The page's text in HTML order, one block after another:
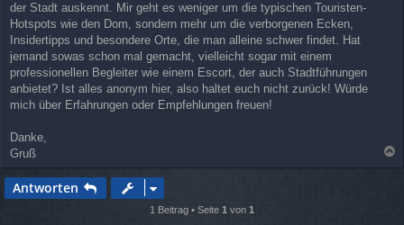
der Stadt auskennt. Mir geht es weniger um die typischen Touristen-
Hotspots wie den Dom, sondern mehr um die verborgenen Ecken,
Insidertipps und besondere Orte, die man alleine schwer findet. Hat
jemand sowas schon mal gemacht, vielleicht sogar mit einem
professionellen Begleiter wie einem Escort, der auch Stadtführungen
anbietet? Ist alles anonym hier, also haltet euch nicht zurück! Würde
mich über Erfahrungen oder Empfehlungen freuen!
Danke,
Gruß
a
Antworten
1 Beitrag • Seite 1 von 1